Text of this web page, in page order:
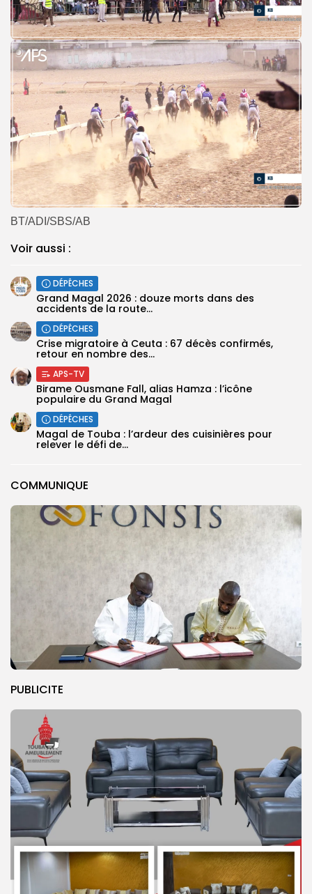
COMMUNIQUE
PUBLICITE
BT/ADI/SBS/AB
Voir aussi :
DÉPÊCHES
Grand Magal 2026 : douze morts dans des
accidents de la route...
DÉPÊCHES
Crise migratoire à Ceuta : 67 décès confirmés,
retour en nombre des...
APS-TV
Birame Ousmane Fall, alias Hamza : l’icône
populaire du Grand Magal
DÉPÊCHES
Magal de Touba : l’ardeur des cuisinières pour
relever le défi de...